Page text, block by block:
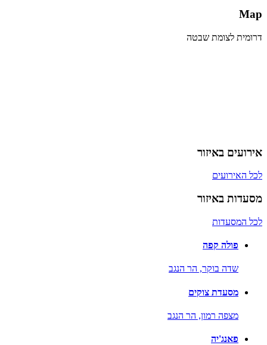
Map
דרומית לצומת שבטה
אירועים באיזור
לכל האירועים
מסעדות באיזור
לכל המסעדות
פולה קפה
שדה בוקר, הר הנגב
מסעדת צוקים
מצפה רמון, הר הנגב
פאנג'יה